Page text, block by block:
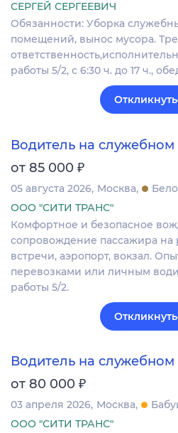
СЕРГЕЙ СЕРГЕЕВИЧ
Обязанности: Уборка
помещений, вынос мусора.
работы 5/2, с 6:30 ч. до 17 ч.,
Водитель на
от 85 000 ₽
05 августа 2026 Москва
ООО "СИТИ ТРАНС"
Комфортное и безопасное
сопровождение пассажира на
встречи, аэропорт, вокзал.
перевозками или личным
работы 5/2.
Водитель на
от 80 000 ₽
03 апреля 2026 Москва
ООО "СИТИ ТРАНС"